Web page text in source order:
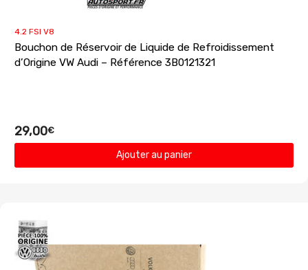
4.2 FSI V8
Bouchon de Réservoir de Liquide de Refroidissement
d’Origine VW Audi – Référence 3B0121321
29,00€
Ajouter au panier